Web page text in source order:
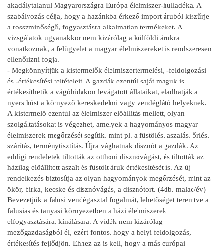
akadálytalanul Magyarországra Európa élelmiszer-hulladéka. A
szabályozás célja, hogy a hazánkba érkező import áruból kiszűrje
a rosszminőségű, fogyasztásra alkalmatlan termékeket. A
vizsgálatok ugyanakkor nem kizárólag a külföldi árukra
vonatkoznak, a felügyelet a magyar élelmiszereket is rendszeresen
ellenőrizni fogja.
- Megkönnyítjük a kistermelők élelmiszertermelési, -feldolgozási
és -értékesítési feltételeit. A gazdák ezentúl saját maguk is
értékesíthetik a vágóhidakon levágatott állataikat, eladhatják a
nyers húst a környező kereskedelmi vagy vendéglátó helyeknek.
A kistermelő ezentúl az élelmiszer előállítás mellett, olyan
szolgáltatásokat is végezhet, amelyek a hagyományos magyar
élelmiszerek megőrzését segítik, mint pl. a füstölés, aszalás, őrlés,
szárítás, terménytisztítás. Újra vághatnak disznót a gazdák. Az
eddigi rendeletek tiltották az otthoni disznóvágást, és tiltották az
házilag előállított aszalt és füstölt áruk értékesítését is. Az új
rendelkezés biztosítja az olyan hagyományok megőrzését, mint az
ökör, birka, kecske és disznóvágás, a disznótort. (4db. malac/év)
Bevezetjük a falusi vendégasztal fogalmát, lehetőséget teremtve a
falusias és tanyasi környezetben a házi élelmiszerek
elfogyasztására, kínálására. A vidék nem kizárólag
mezőgazdaságból él, ezért fontos, hogy a helyi feldolgozás,
értékesítés fejlődjön. Ehhez az is kell, hogy a más európai